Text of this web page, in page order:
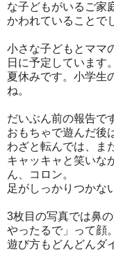
な子どもがいるご家
かわれていることで
小さな子どもとママ
日に予定しています。
夏休みです。小学生
ね。
だいぶん前の報告で
おもちゃで遊んだ後
わざと転んでは、ま
キャッキャと笑いな
ん、コロン。
足がしっかりつかな
3枚目の写真では鼻
やったるで」って顔。
遊び方もどんどんダ